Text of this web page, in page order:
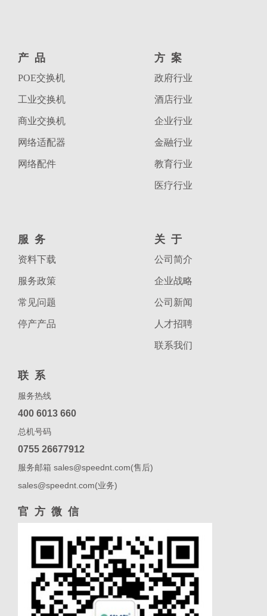
产品
POE交换机
工业交换机
商业交换机
网络适配器
网络配件
方案
政府行业
酒店行业
企业行业
金融行业
教育行业
医疗行业
服务
资料下载
服务政策
常见问题
停产产品
关于
公司简介
企业战略
公司新闻
人才招聘
联系我们
联系
服务热线
400 6013 660
总机号码
0755 26677912
服务邮箱 sales@speednt.com(售后)
sales@speednt.com(业务)
官方微信